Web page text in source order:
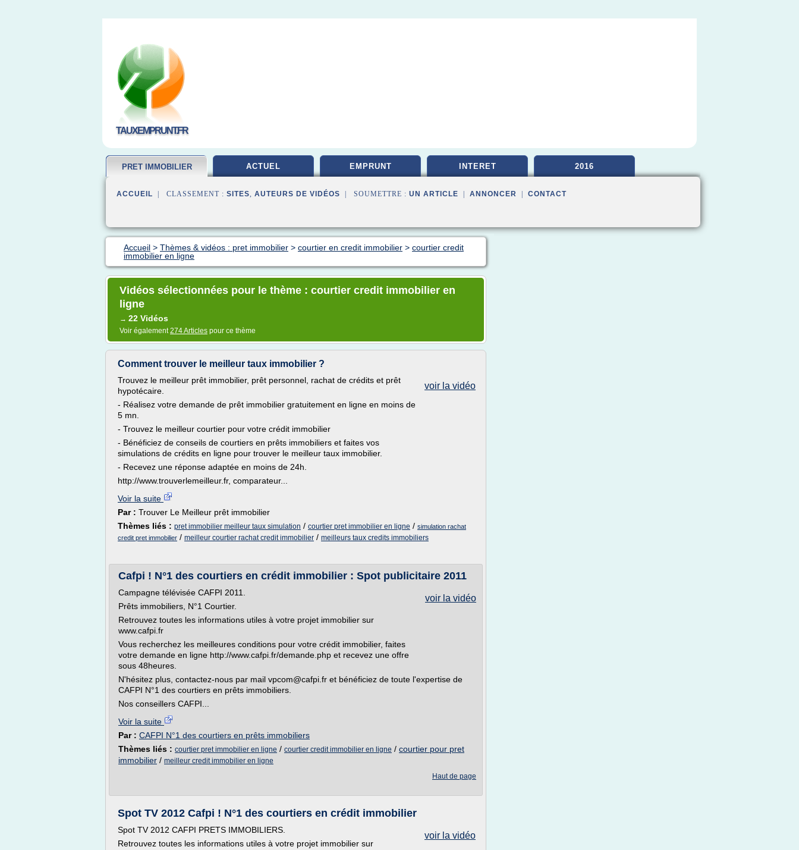
TAUXEMPRUNT.FR
PRET IMMOBILIER ACTUEL EMPRUNT INTERET 2016
ACCUEIL | CLASSEMENT : SITES, AUTEURS DE VIDÉOS | SOUMETTRE : UN ARTICLE ANNONCER CONTACT
Accueil > Thèmes & vidéos : pret immobilier > courtier en credit immobilier > courtier credit
immobilier en ligne
Vidéos sélectionnées pour le thème : courtier credit immobilier en
ligne
→ 22 Vidéos
Voir également274 Articles pour ce thème
Comment trouver le meilleur taux immobilier ?
voir la vidéo
Trouvez le meilleur prêt immobilier, prêt personnel, rachat de crédits et prêt
hypotécaire.
- Réalisez votre demande de prêt immobilier gratuitement en ligne en moins de
5 mn.
- Trouvez le meilleur courtier pour votre crédit immobilier
- Bénéficiez de conseils de courtiers en prêts immobiliers et faites vos
simulations de crédits en ligne pour trouver le meilleur taux immobilier.
- Recevez une réponse adaptée en moins de 24h.
http://www.trouverlemeilleur.fr, comparateur...
Voir la suite
Par : Trouver Le Meilleur prêt immobilier
Thèmes liés : pret immobilier meilleur taux simulation / courtier pret immobilier en ligne / simulation rachat
credit pret immobilier / meilleur courtier rachat credit immobilier / meilleurs taux credits immobiliers
Cafpi ! N°1 des courtiers en crédit immobilier : Spot publicitaire 2011
voir la vidéo
Campagne télévisée CAFPI 2011.
Prêts immobiliers, N°1 Courtier.
Retrouvez toutes les informations utiles à votre projet immobilier sur
www.cafpi.fr
Vous recherchez les meilleures conditions pour votre crédit immobilier, faites
votre demande en ligne http://www.cafpi.fr/demande.php et recevez une offre
sous 48heures.
N'hésitez plus, contactez-nous par mail vpcom@cafpi.fr et bénéficiez de toute l'expertise de
CAFPI N°1 des courtiers en prêts immobiliers.
Nos conseillers CAFPI...
Voir la suite
Par : CAFPI N°1 des courtiers en prêts immobiliers
Thèmes liés : courtier pret immobilier en ligne / courtier credit immobilier en ligne / courtier pour pret
immobilier / meilleur credit immobilier en ligne
Haut de page
Spot TV 2012 Cafpi ! N°1 des courtiers en crédit immobilier
voir la vidéo
Spot TV 2012 CAFPI PRETS IMMOBILIERS.
Retrouvez toutes les informations utiles à votre projet immobilier sur